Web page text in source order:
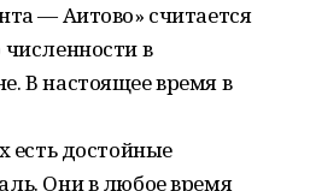
— Аитово» считается
в
В настоящее время в
есть достойные
Они в любое время